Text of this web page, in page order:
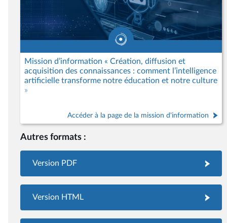
Mission d’information « Création, diffusion et
acquisition des connaissances : comment l’intelligence
artificielle transforme notre éducation et notre culture
»
Accéder à la page de la mission d'information
Autres formats :
Version PDF
Version HTML